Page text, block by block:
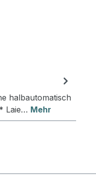
halbautomatisch
Laie… Mehr